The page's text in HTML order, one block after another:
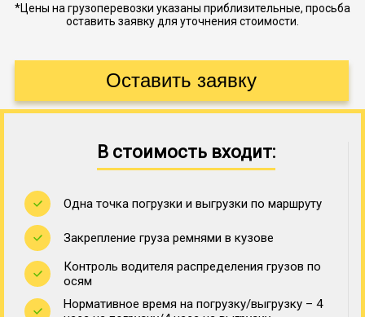
*Цены на грузоперевозки указаны приблизительные, просьба
оставить заявку для уточнения стоимости.
В стоимость входит:
Одна точка погрузки и выгрузки по маршруту
Закрепление груза ремнями в кузове
Контроль водителя распределения грузов по
осям
Нормативное время на погрузку/выгрузку – 4